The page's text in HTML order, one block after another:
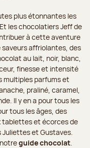
plus étonnantes les
les chocolatiers Jeff de
à cette aventure
saveurs affriolantes, des
au lait, noir, blanc,
finesse et intensité
multiples parfums et
praliné, caramel,
Il y en a pour tous les
tous les âges, des
tablettes et écorces de
et Gustaves.
guide chocolat